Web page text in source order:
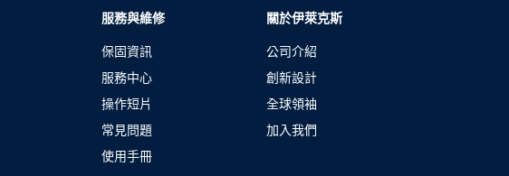
服務與維修
保固資訊
服務中心
操作短片
常見問題
使用手冊
關於伊萊克斯
公司介紹
創新設計
全球領袖
加入我們